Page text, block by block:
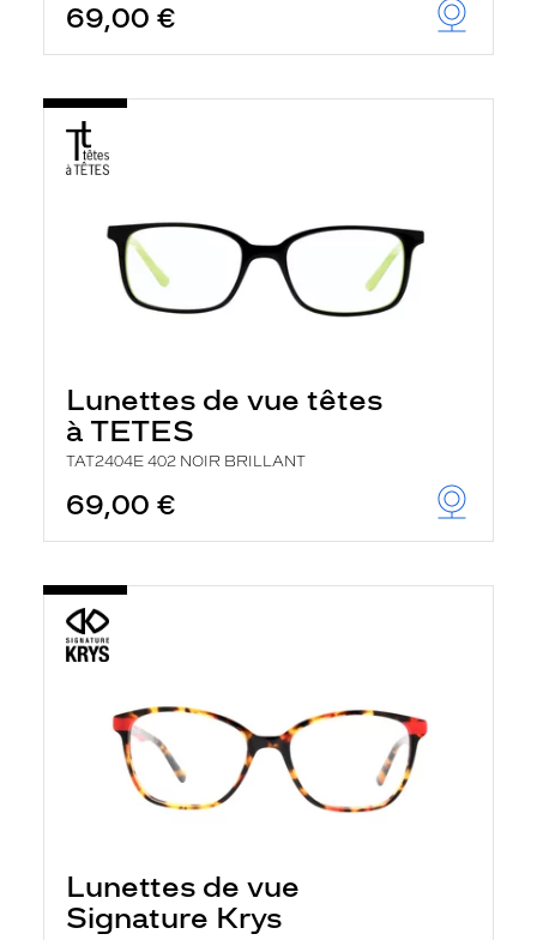
69,00 €
Lunettes de vue têtes
à TETES
TAT2404E 402 NOIR BRILLANT
69,00 €
Lunettes de vue
Signature Krys